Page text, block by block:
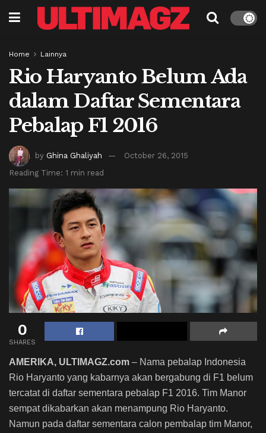
Home Lainnya
Rio Haryanto Belum Ada
dalam Daftar Sementara
Pebalap F1 2016
by Ghina Ghaliyah
October 26, 2015
Reading Time: 1 min read
0
SHARES
AMERIKA, ULTIMAGZ.com – Nama pebalap Indonesia
Rio Haryanto yang kabarnya akan bergabung di F1 belum
tercatat di daftar sementara pebalap F1 2016. Tim Manor
sempat dikabarkan akan menampung Rio Haryanto.
Namun pada daftar sementara calon pembalap tim Manor,